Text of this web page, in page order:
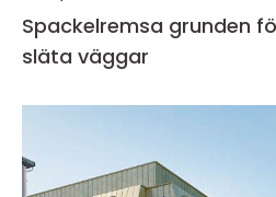
Spackelremsa grunden för hållbara och
släta väggar